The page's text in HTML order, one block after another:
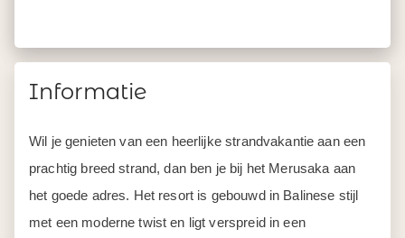
Informatie
Wil je genieten van een heerlijke strandvakantie aan een
prachtig breed strand, dan ben je bij het Merusaka aan
het goede adres. Het resort is gebouwd in Balinese stijl
met een moderne twist en ligt verspreid in een